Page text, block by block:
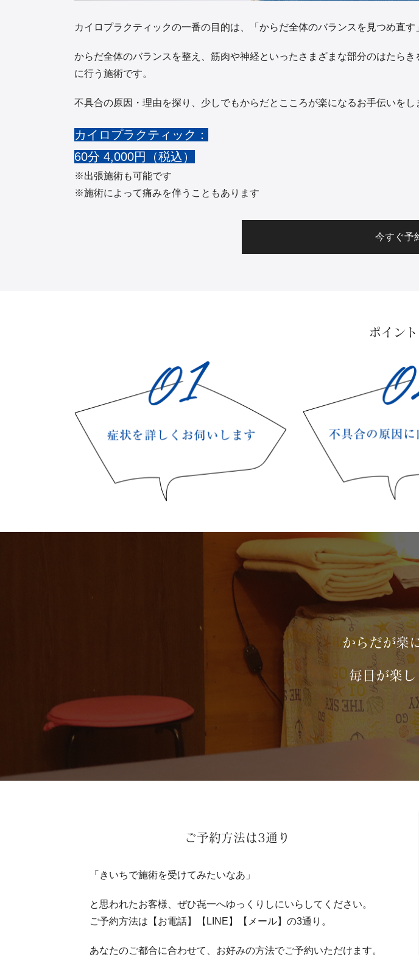
カイロプラクティックの一番の目的は、「からだ全体のバランスを見つめ直す
からだ全体のバランスを整え、筋肉や神経といったさまざまな部分のはたら
に行う施術です。
不具合の原因・理由を探り、少しでもからだとこころが楽になるお手伝いを
カイロプラクティック：
60分 4,000円（税込）
※出張施術も可能です
※施術によって痛みを伴うこともあります
今すぐ予
ポイン
からだが楽
毎日が楽し
ご予約方法は3通り
「きいちで施術を受けてみたいなあ」
と思われたお客様、ぜひ㐂一へゆっくりしにいらしてください。
ご予約方法は【お電話】【LINE】【メール】の3通り。
あなたのご都合に合わせて、お好みの方法でご予約いただけます。